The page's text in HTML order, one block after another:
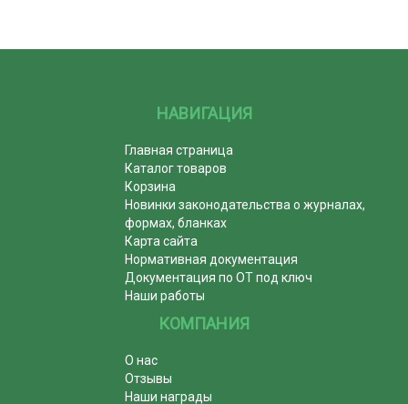
НАВИГАЦИЯ
Главная страница
Каталог товаров
Корзина
Новинки законодательства о журналах,
формах, бланках
Карта сайта
Нормативная документация
Документация по ОТ под ключ
Наши работы
КОМПАНИЯ
О нас
Отзывы
Наши награды